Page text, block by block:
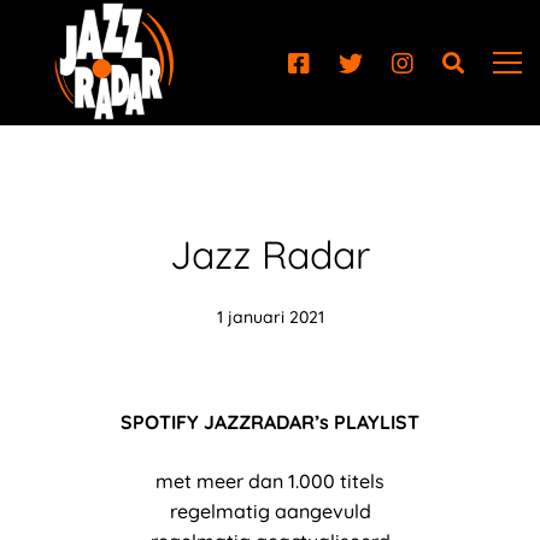
Jazz Radar
1 januari 2021
SPOTIFY JAZZRADAR’s PLAYLIST
met meer dan 1.000 titels
regelmatig aangevuld